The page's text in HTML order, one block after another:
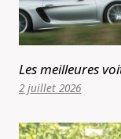
Les meilleures
2 juillet 2026